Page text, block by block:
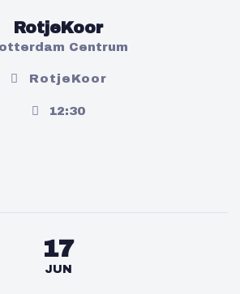
RotjeKoor
Centrum
RotjeKoor
12:30
17
JUN